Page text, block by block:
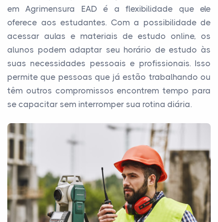
em Agrimensura EAD é a flexibilidade que ele
oferece aos estudantes. Com a possibilidade de
acessar aulas e materiais de estudo online, os
alunos podem adaptar seu horário de estudo às
suas necessidades pessoais e profissionais. Isso
permite que pessoas que já estão trabalhando ou
têm outros compromissos encontrem tempo para
se capacitar sem interromper sua rotina diária.